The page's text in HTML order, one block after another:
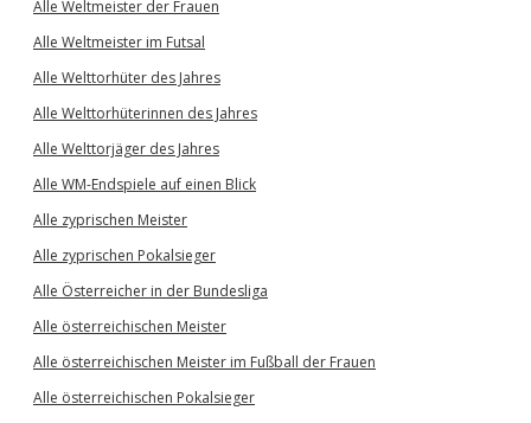
Alle Weltmeister der Frauen
Alle Weltmeister im Futsal
Alle Welttorhüter des Jahres
Alle Welttorhüterinnen des Jahres
Alle Welttorjäger des Jahres
Alle WM-Endspiele auf einen Blick
Alle zyprischen Meister
Alle zyprischen Pokalsieger
Alle Österreicher in der Bundesliga
Alle österreichischen Meister
Alle österreichischen Meister im Fußball der Frauen
Alle österreichischen Pokalsieger